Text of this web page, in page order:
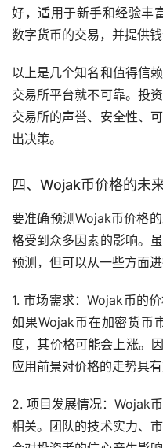
好，适用于新手和经验丰
数字货币的交易，并提供
以上是几个知名和值得信
交易所平台就不可靠。投
交易所的声誉、安全性、
出决策。
四、Wojak币价格的未
要准确预测Wojak币价格
格受到众多因素的影响。
预测，但可以从一些方面进
1. 市场需求：Wojak币的
如果Wojak币在加密货币
度，其价格可能会上涨。
应用前景对价格的走势具有
2. 项目发展情况：Wojak
相关。团队的技术实力、